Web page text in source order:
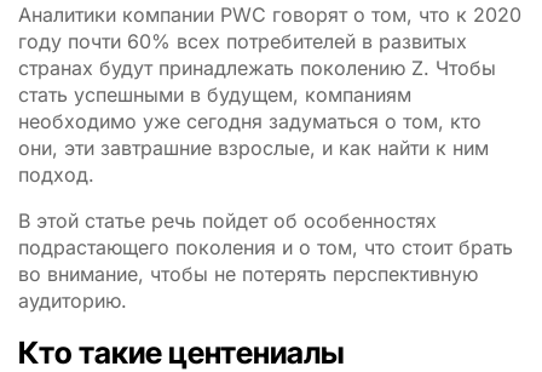
Аналитики компании PWC говорят о том, что к 2020
году почти 60% всех потребителей в развитых
странах будут принадлежать поколению Z. Чтобы
стать успешными в будущем, компаниям
необходимо уже сегодня задуматься о том, кто
они, эти завтрашние взрослые, и как найти к ним
подход.
В этой статье речь пойдет об особенностях
подрастающего поколения и о том, что стоит брать
во внимание, чтобы не потерять перспективную
аудиторию.
Кто такие центениалы